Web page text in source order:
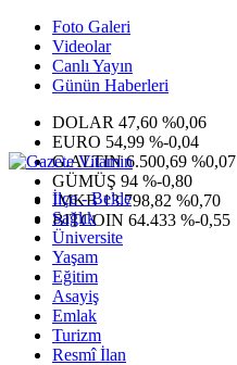
Foto Galeri
Videolar
Canlı Yayın
Günün Haberleri
DOLAR 47,60 %0,06
EURO 54,99 %-0,04
G.ALTIN6.500,69 %0,07
GÜMÜŞ 94 %-0,80
IMKB13.798,82 %0,70
BITCOIN 64.433 %-0,55
İlçe - Belde
Sağlık
Üniversite
Yaşam
Eğitim
Asayiş
Emlak
Turizm
Resmî İlan